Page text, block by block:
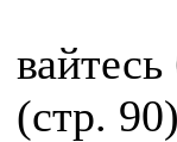
(стр.